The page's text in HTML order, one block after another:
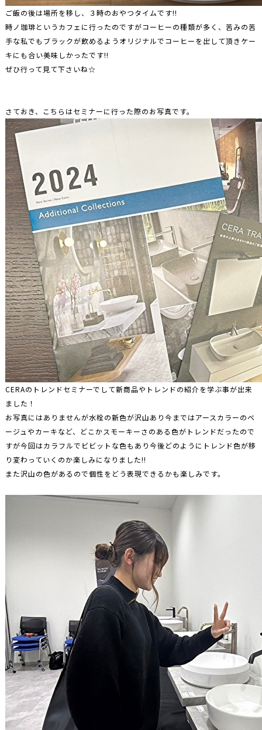
ご飯の後は場所を移し、３時のおやつタイムです!!
時ノ珈琲というカフェに行ったのですがコーヒーの種類が多く、苦みの苦
手な私でもブラックが飲めるようオリジナルでコーヒーを出して頂きケー
キにも合い美味しかったです!!
ぜひ行って見て下さいね☆
さておき、こちらはセミナーに行った際のお写真です。
CERAのトレンドセミナーでして新商品やトレンドの紹介を学ぶ事が出来
ました！
お写真にはありませんが水栓の新色が沢山あり今まではアースカラーのベ
ージュやカーキなど、どこかスモーキーさのある色がトレンドだったので
すが今回はカラフルでビビットな色もあり今後どのようにトレンド色が移
り変わっていくのか楽しみになりました!!
また沢山の色があるので個性をどう表現できるかも楽しみです。